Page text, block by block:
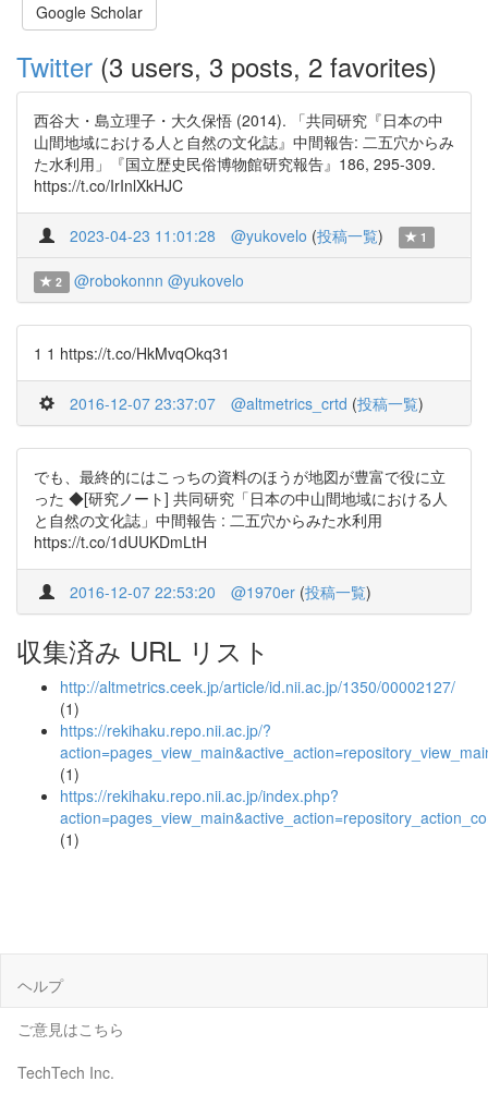
Google Scholar
Twitter (3 users, 3 posts, 2 favorites)
西谷大・島立理子・大久保悟 (2014). 「共同研究『日本の中
山間地域における人と自然の文化誌』中間報告: 二五穴からみ
た水利用」『国立歴史民俗博物館研究報告』186, 295-309.
https://t.co/IrInlXkHJC
2023-04-23 11:01:28 @yukovelo (投稿一覧) 1
2 @robokonnn @yukovelo
1 1 https://t.co/HkMvqOkq31
2016-12-07 23:37:07 @altmetrics_crtd (投稿一覧)
でも、最終的にはこっちの資料のほうが地図が豊富で役に立
った ◆[研究ノート] 共同研究「日本の中山間地域における人
と自然の文化誌」中間報告 : 二五穴からみた水利用
https://t.co/1dUUKDmLtH
2016-12-07 22:53:20 @1970er (投稿一覧)
収集済み URL リスト
http://altmetrics.ceek.jp/article/id.nii.ac.jp/1350/00002127/
(1)
https://rekihaku.repo.nii.ac.jp/?
(1)
https://rekihaku.repo.nii.ac.jp/index.php?
(1)
ヘルプ
ご意見はこちら
TechTech Inc.